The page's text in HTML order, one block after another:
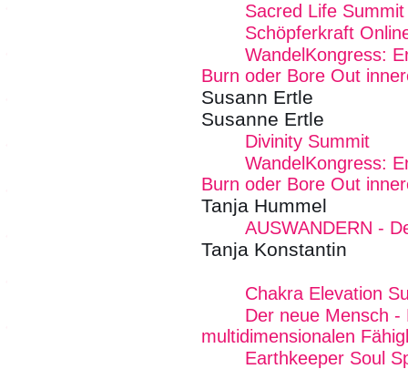
Sacred Life Summit
Schöpferkraft
WandelKongress:
Burn oder Bore Out
Susann Ertle
Susanne Ertle
Divinity Summit
WandelKongress:
Burn oder Bore Out
Tanja Hummel
AUSWANDERN -
Tanja Konstantin
Chakra Elevation
Der neue Mensch -
multidimensionalen
Earthkeeper Soul